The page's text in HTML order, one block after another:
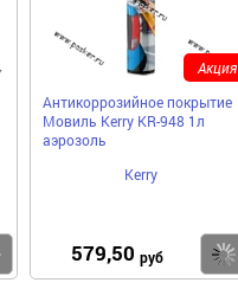
Купить
Антикоррозийное покрытие
Мовиль Kerry KR-948 1л
аэрозоль
Kerry
579,50 руб
Акция